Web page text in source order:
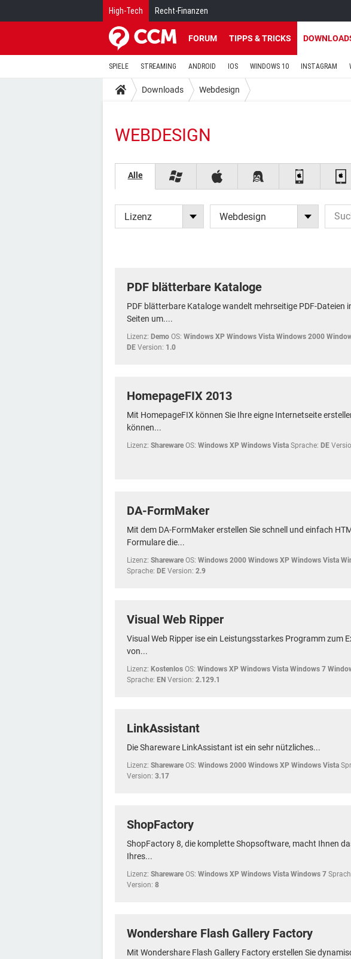
High-Tech Recht-Finanzen
FORUM TIPPS & TRICKS
SPIELE STREAMING ANDROID IOS WINDOWS 10 INSTAGRAM
Downloads Webdesign
WEBDESIGN
Alle
Lizenz Webdesign
PDF blätterbare Kataloge
PDF blätterbare Kataloge wandelt mehrseitige PDF-Dateien
Seiten um....
Lizenz: Demo OS: Windows XP Windows Vista Windows 2000
DE Version: 1.0
HomepageFIX 2013
Mit HomepageFIX können Sie Ihre eigne Internetseite
können...
Lizenz: Shareware OS: Windows XP Windows Vista Sprache: DE
DA-FormMaker
Mit dem DA-FormMaker erstellen Sie schnell und einfach
Formulare die...
Lizenz: Shareware OS: Windows 2000 Windows XP Windows Vista
Sprache: DE Version: 2.9
Visual Web Ripper
Visual Web Ripper ise ein Leistungsstarkes Programm zum
von...
Lizenz: Kostenlos OS: Windows XP Windows Vista Windows 7
Sprache: EN Version: 2.129.1
LinkAssistant
Die Shareware LinkAssistant ist ein sehr nützliches...
Lizenz: Shareware OS: Windows 2000 Windows XP Windows Vista
Version: 3.17
ShopFactory
ShopFactory 8, die komplette Shopsoftware, macht Ihnen
Ihres...
Lizenz: Shareware OS: Windows XP Windows Vista Windows 7
Version: 8
Wondershare Flash Gallery Factory
Mit Wondershare Flash Gallery Factory erstellen Sie